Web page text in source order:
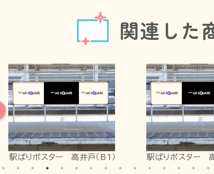
関連した
駅ばりポスター 高井戸（B1） 駅ばりポスター